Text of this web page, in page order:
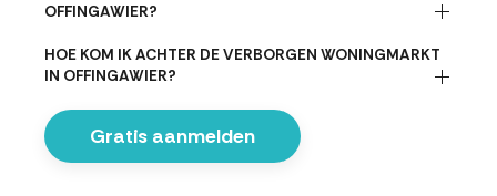
OFFINGAWIER?
HOE KOM IK ACHTER DE VERBORGEN WONINGMARKT
IN OFFINGAWIER?
Gratis aanmelden